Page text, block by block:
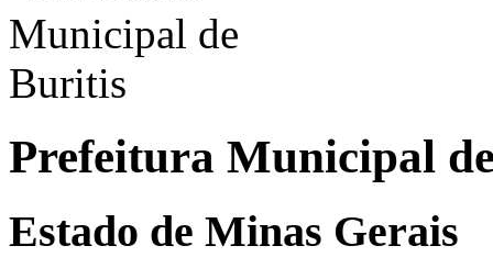
Prefeitura Municipal
Estado de Minas Gerais